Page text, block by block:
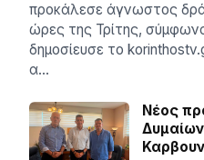
προκάλεσε άγνωστος
ώρες της Τρίτης,
δημοσίευσε το
α…
Νέος